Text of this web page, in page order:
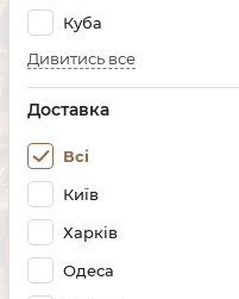
Куба
Дивитись все
Доставка
Всі
Київ
Харків
Одеса